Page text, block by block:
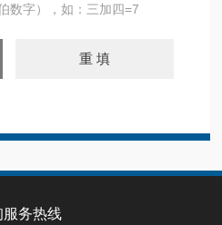
数字），如：三加四=7
服务热线